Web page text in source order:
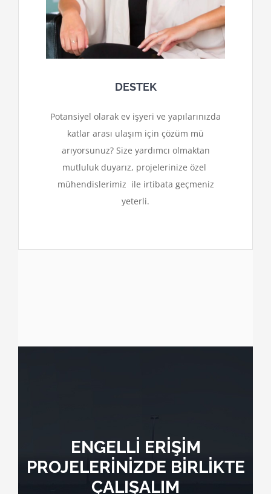
DESTEK
Potansiyel olarak ev işyeri ve yapılarınızda
katlar arası ulaşım için çözüm mü
arıyorsunuz? Size yardımcı olmaktan
mutluluk duyarız, projelerinize özel
mühendislerimiz ile irtibata geçmeniz
yeterli.
ENGELLİ ERİŞİM
PROJELERİNİZDE BİRLİKTE
ÇALIŞALIM